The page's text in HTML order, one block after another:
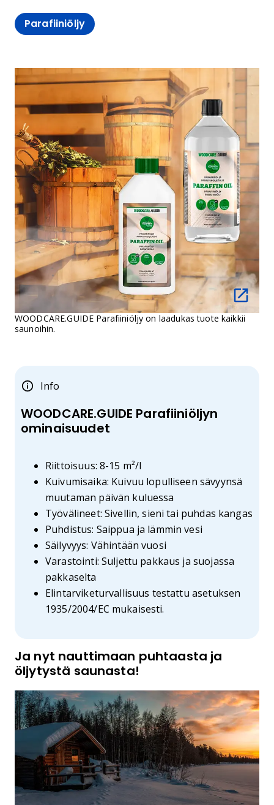
Parafiiniöljy
WOODCARE.GUIDE Parafiiniöljy on laadukas tuote kaikkii
saunoihin.
Info
WOODCARE.GUIDE Parafiiniöljyn
ominaisuudet
Riittoisuus: 8-15 m²/l
Kuivumisaika: Kuivuu lopulliseen sävyynsä
muutaman päivän kuluessa
Työvälineet: Sivellin, sieni tai puhdas kangas
Puhdistus: Saippua ja lämmin vesi
Säilyvyys: Vähintään vuosi
Varastointi: Suljettu pakkaus ja suojassa
pakkaselta
Elintarviketurvallisuus testattu asetuksen
1935/2004/EC mukaisesti.
Ja nyt nauttimaan puhtaasta ja
öljytystä saunasta!